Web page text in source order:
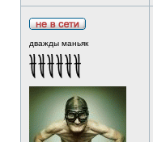
дважды маньяк